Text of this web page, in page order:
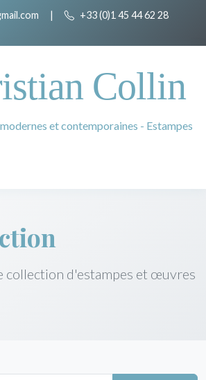
| +33 (0)1 45 44 62 28
Collin
et contemporaines - Estampes
collection d'estampes et œuvres